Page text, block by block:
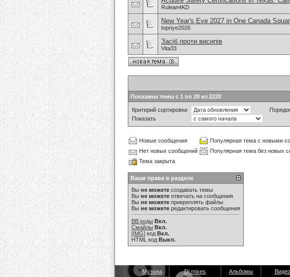
Rulean4KD
New Year's Eve 2027 in One Canada
topnye2026
Засіб проти висипів
Vita33
Показаны темы с 1 по 20 из 2220
Критерий сортировки
Показать
Новые сообщения
Популярная тема с новыми
Нет новых сообщений
Популярная тема без новых
Тема закрыта
Ваши права в разделе
Вы не можете создавать темы
Вы не можете отвечать на сообщения
Вы не можете прикреплять файлы
Вы не можете редактировать сообщения
BB коды Вкл.
Смайлы Вкл.
[IMG] код Вкл.
HTML код Выкл.
Музыка Dj mixes Альбомы